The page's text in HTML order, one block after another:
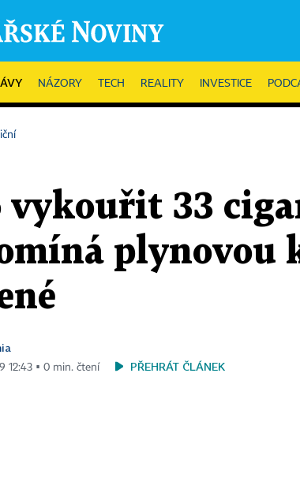
NÁZORY TECH REALITY INVESTICE
vykouřit 33
plynovou
12:43 ▪ 0 min. čtení PŘEHRÁT ČLÁNEK